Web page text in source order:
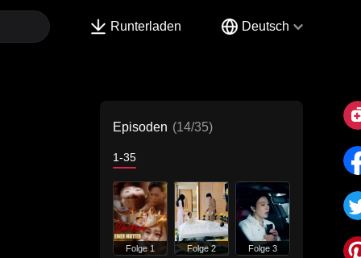
Runterladen Deutsch
Episoden (14/35)
1-35
Folge 1 Folge 2 Folge 3